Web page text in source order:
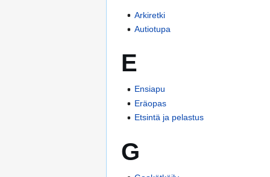
Arkiretki
Autiotupa
E
Ensiapu
Eräopas
Etsintä ja pelastus
G